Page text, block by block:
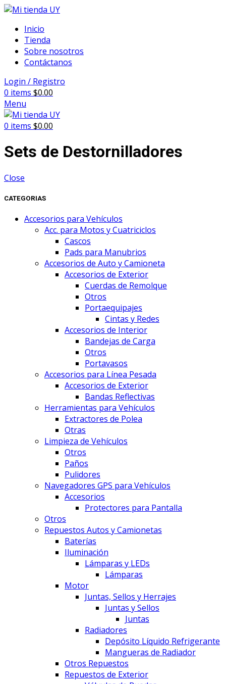
Inicio
Tienda
Sobre nosotros
Contáctanos
Login / Registro
0 items $0.00
Menu
0 items $0.00
Sets de Destornilladores
Close
CATEGORIAS
Accesorios para Vehículos
Acc. para Motos y Cuatriciclos
Cascos
Pads para Manubrios
Accesorios de Auto y Camioneta
Accesorios de Exterior
Cuerdas de Remolque
Otros
Portaequipajes
Cintas y Redes
Accesorios de Interior
Bandejas de Carga
Otros
Portavasos
Accesorios para Línea Pesada
Accesorios de Exterior
Bandas Reflectivas
Herramientas para Vehículos
Extractores de Polea
Otras
Limpieza de Vehículos
Otros
Paños
Pulidores
Navegadores GPS para Vehículos
Accesorios
Protectores para Pantalla
Otros
Repuestos Autos y Camionetas
Baterías
Iluminación
Lámparas y LEDs
Lámparas
Motor
Juntas, Sellos y Herrajes
Juntas y Sellos
Juntas
Radiadores
Depósito Líquido Refrigerante
Mangueras de Radiador
Otros Repuestos
Repuestos de Exterior